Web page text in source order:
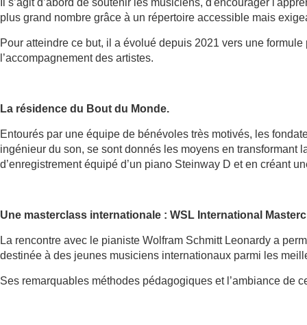
Il s’agit d’abord de soutenir les musiciens, d'encourager
plus grand nombre grâce à un répertoire accessible mais
Pour atteindre ce but, il a évolué depuis 2021 vers une
l’accompagnement des artistes.
La résidence du Bout du Monde.
Entourés par une équipe de bénévoles très motivés, les
ingénieur du son, se sont donnés les moyens en
d’enregistrement équipé d’un piano Steinway D et en créant
Une masterclass internationale : WSL International
La rencontre avec le pianiste Wolfram Schmitt Leonardy a
destinée à des jeunes musiciens internationaux parmi les
Ses remarquables méthodes pédagogiques et l’ambiance de